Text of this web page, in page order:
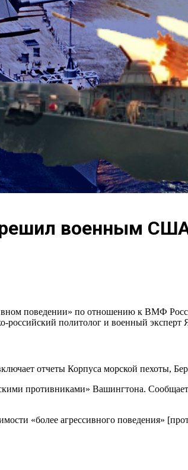
военным
поведении» по отношению к ВМФ
политолог и военный эксперт
отчеты Корпуса морской пехоты,
противниками» Вашингтона.
«более агрессивного поведения»